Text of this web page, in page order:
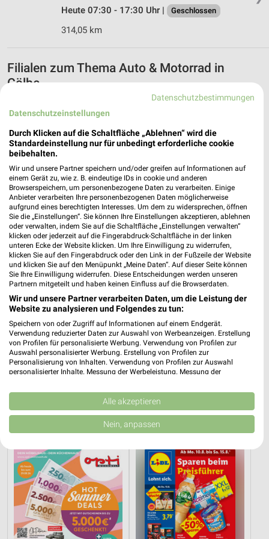
Heute 07:30 - 17:30 Uhr | Geschlossen
314,05 km
Filialen zum Thema Auto & Motorrad in
Cölbe
Hier findest Du Öffnungszeiten und Filialen der Kategorie Auto
& Motorrad in Cölbe und Umgebung. Blättere in den Prospekten
von z.B. A.T.U, pitstop und POLO und vielen mehr.
Aktuelle Prospekte für Cölbe und Umgebung
17 Prospekte
hagebaumarkt
Noch morgen gültig
Lidl
Angebote ab 03.08.
Noch morgen gültig
Opti Wohnwelt Lidl
Datenschutzbestimmungen
Datenschutzeinstellungen
Durch Klicken auf die Schaltfläche „Ablehnen“ wird die
Standardeinstellung nur für unbedingt erforderliche cookie
beibehalten.
Wir und unsere Partner speichern und/oder greifen auf Informationen auf
einem Gerät zu, wie z. B. eindeutige IDs in cookie und anderen
Browserspeichern, um personenbezogene Daten zu verarbeiten. Einige
Anbieter verarbeiten Ihre personenbezogenen Daten möglicherweise
aufgrund eines berechtigten Interesses. Um dem zu widersprechen, öffnen
Sie die „Einstellungen“. Sie können Ihre Einstellungen akzeptieren, ablehnen
oder verwalten, indem Sie auf die Schaltfläche „Einstellungen verwalten“
klicken oder jederzeit auf die Fingerabdruck-Schaltfläche in der linken
unteren Ecke der Website klicken. Um Ihre Einwilligung zu widerrufen,
klicken Sie auf den Fingerabdruck oder den Link in der Fußzeile der Website
und klicken Sie auf den Menüpunkt „Meine Daten“. Auf dieser Seite können
Sie Ihre Einwilligung widerrufen. Diese Entscheidungen werden unseren
Partnern mitgeteilt und haben keinen Einfluss auf die Browserdaten.
Wir und unsere Partner verarbeiten Daten, um die Leistung der
Website zu analysieren und Folgendes zu tun:
Speichern von oder Zugriff auf Informationen auf einem Endgerät.
Verwendung reduzierter Daten zur Auswahl von Werbeanzeigen. Erstellung
von Profilen für personalisierte Werbung. Verwendung von Profilen zur
Auswahl personalisierter Werbung. Erstellung von Profilen zur
Personalisierung von Inhalten. Verwendung von Profilen zur Auswahl
personalisierter Inhalte. Messung der Werbeleistung. Messung der
Kombinationen von Daten aus verschiedenen Quellen. Entwicklung und
Verbesserung der Angebote. Verwendung reduzierter Daten zur Auswahl
von Inhalten.
Daten können außerhalb der Europäischen Union weitergegeben und in die
USA gesendet werden.
Website/App.
Partnerliste anzeigen (1 IAB-Anbieter)
Wir nutzen Ihre Daten für folgende Zwecke:
IAB-Verarbeitungszwecke:
Speichern von oder Zugriff auf Informationen
auf einem Endgerät
Alle akzeptieren
Nein, anpassen